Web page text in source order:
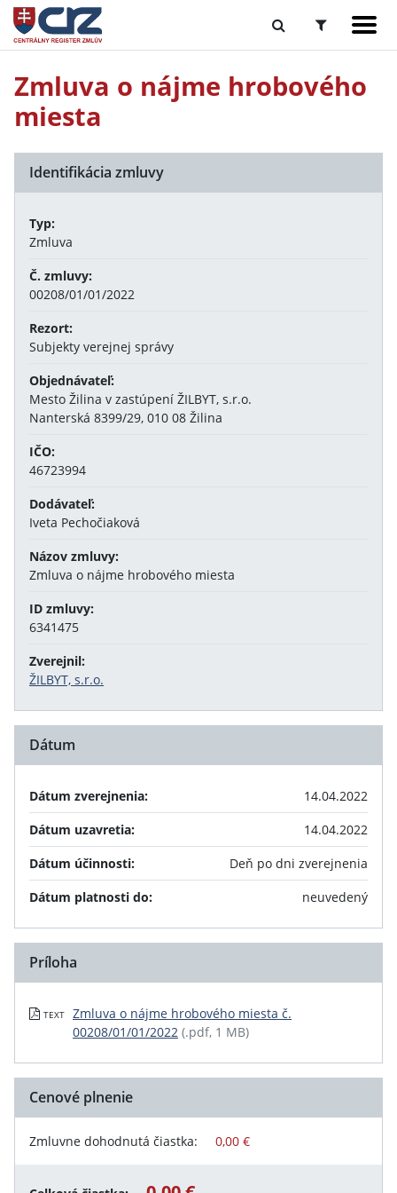
Zmluva o nájme hrobového
miesta
Identifikácia zmluvy
Typ:
Zmluva
Č. zmluvy:
00208/01/01/2022
Rezort:
Subjekty verejnej správy
Objednávateľ:
Mesto Žilina v zastúpení ŽILBYT, s.r.o.
Nanterská 8399/29, 010 08 Žilina
IČO:
46723994
Dodávateľ:
Iveta Pechočiaková
Názov zmluvy:
Zmluva o nájme hrobového miesta
ID zmluvy:
6341475
Zverejnil:
ŽILBYT, s.r.o.
Dátum
Dátum zverejnenia:
14.04.2022
Dátum uzavretia:
14.04.2022
Dátum účinnosti:
Deň po dni zverejnenia
Dátum platnosti do:
neuvedený
Príloha
TEXT
Zmluva o nájme hrobového miesta č.
00208/01/01/2022 (.pdf, 1 MB)
Cenové plnenie
Zmluvne dohodnutá čiastka: 0,00 €